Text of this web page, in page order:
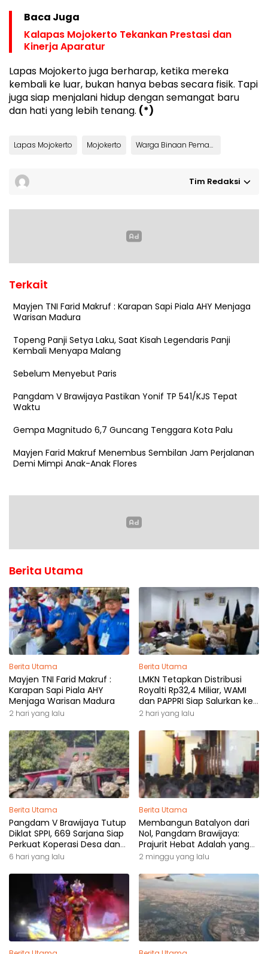
Baca Juga
Kalapas Mojokerto Tekankan Prestasi dan
Kinerja Aparatur
Lapas Mojokerto juga berharap, ketika mereka
kembali ke luar, bukan hanya bebas secara fisik. Tapi
juga siap menjalani hidup dengan semangat baru
dan hati yang lebih tenang. (*)
Lapas Mojokerto Mojokerto Warga Binaan Pemasyarakatan
Tim Redaksi
Terkait
Mayjen TNI Farid Makruf : Karapan Sapi Piala AHY Menjaga
Warisan Madura
Topeng Panji Setya Laku, Saat Kisah Legendaris Panji
Kembali Menyapa Malang
Sebelum Menyebut Paris
Pangdam V Brawijaya Pastikan Yonif TP 541/KJS Tepat
Waktu
Gempa Magnitudo 6,7 Guncang Tenggara Kota Palu
Mayjen Farid Makruf Menembus Sembilan Jam Perjalanan
Demi Mimpi Anak-Anak Flores
Berita Utama
Berita Utama
Mayjen TNI Farid Makruf :
Karapan Sapi Piala AHY
Menjaga Warisan Madura
2 hari yang lalu
Berita Utama
LMKN Tetapkan Distribusi
Royalti Rp32,4 Miliar, WAMI
dan PAPPRI Siap Salurkan ke
Pemilik Hak
2 hari yang lalu
Berita Utama
Pangdam V Brawijaya Tutup
Diklat SPPI, 669 Sarjana Siap
Perkuat Koperasi Desa dan
Kampung Nelayan
6 hari yang lalu
Berita Utama
Membangun Batalyon dari
Nol, Pangdam Brawijaya:
Prajurit Hebat Adalah yang
Dibutuhkan Rakyat
2 minggu yang lalu